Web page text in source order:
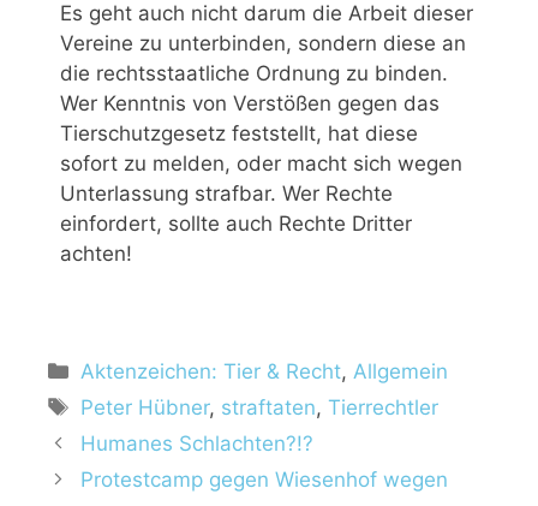
Es geht auch nicht darum die Arbeit dieser
Vereine zu unterbinden, sondern diese an
die rechtsstaatliche Ordnung zu binden.
Wer Kenntnis von Verstößen gegen das
Tierschutzgesetz feststellt, hat diese
sofort zu melden, oder macht sich wegen
Unterlassung strafbar. Wer Rechte
einfordert, sollte auch Rechte Dritter
achten!
Aktenzeichen: Tier & Recht, Allgemein
Peter Hübner, straftaten,Tierrechtler
Humanes Schlachten?!?
Protestcamp gegen Wiesenhof wegen